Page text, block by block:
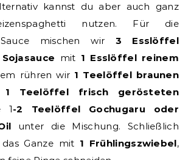
kannst du aber auch ganz
nutzen. Für die
mischen wir 3 Esslöffel
mit 1 Esslöffel reinem
rühren wir 1 Teelöffel braunen
1 Teelöffel frisch gerösteten
1-2 Teelöffel Gochugaru oder
unter die Mischung. Schließlich
Ganze mit 1 Frühlingszwiebel,